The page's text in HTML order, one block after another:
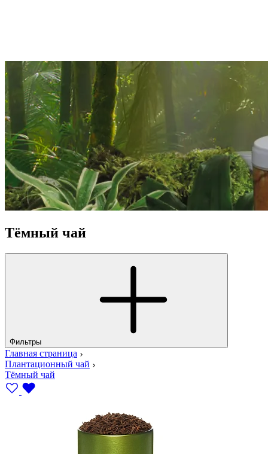
Тёмный чай
Фильтры
Главная страница
Плантационный чай
Тёмный чай